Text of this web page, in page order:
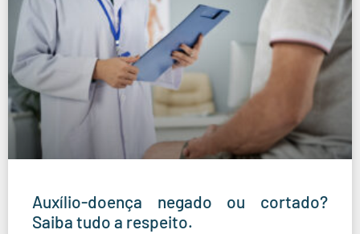
Auxílio-doença negado ou cortado?
Saiba tudo a respeito.